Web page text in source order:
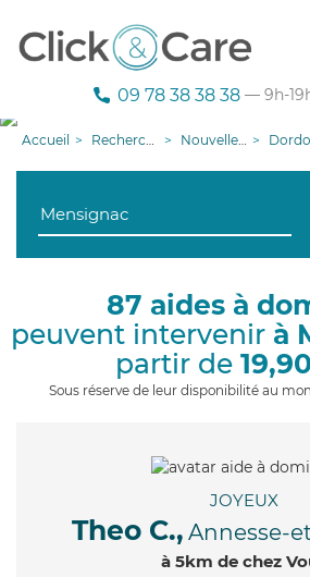
09 78 38 38 38 — 9h-
Accueil Recherche aide à domicile Nouvelle-Aquitaine
87 aides à
peuvent intervenir à
partir de
Sous réserve de leur disponibilité au
JOYEUX
Theo C., Annesse-
à 5km de chez